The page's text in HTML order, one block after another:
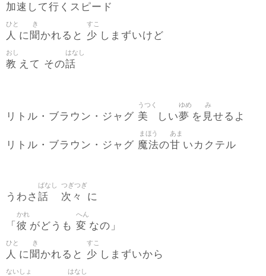
加速 して行 くスピード
人
ひと
に 聞
き
かれると 少
すこ
しまずいけど
教
おし
えて その話
はなし
リトル・ブラウン・ジャグ 美
うつく
しい夢
ゆめ
を 見
み
せるよ
リトル・ブラウン・ジャグ 魔法
まほう
の甘
あま
いカクテル
うわさ 話
ばなし
次々
つぎつぎ
に
「 彼
かれ
がどうも 変
へん
なの」
人
ひと
に 聞
き
かれると 少
すこ
しまずいから
ないしょ はなし